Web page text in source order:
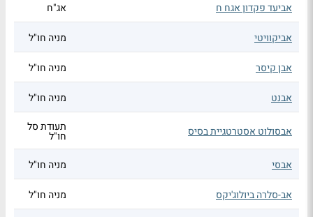
אביעד פקדון אגח ח אג"ח
אביקוויטי מניה חו"ל
אבן קיסר מניה חו"ל
אבנט מניה חו"ל
אבסולוט אסטרטגיית בסיס תעודת סל
חו"ל
אבסי
מניה חו"ל
אב-סלרה ביולוג'יקס מניה חו"ל